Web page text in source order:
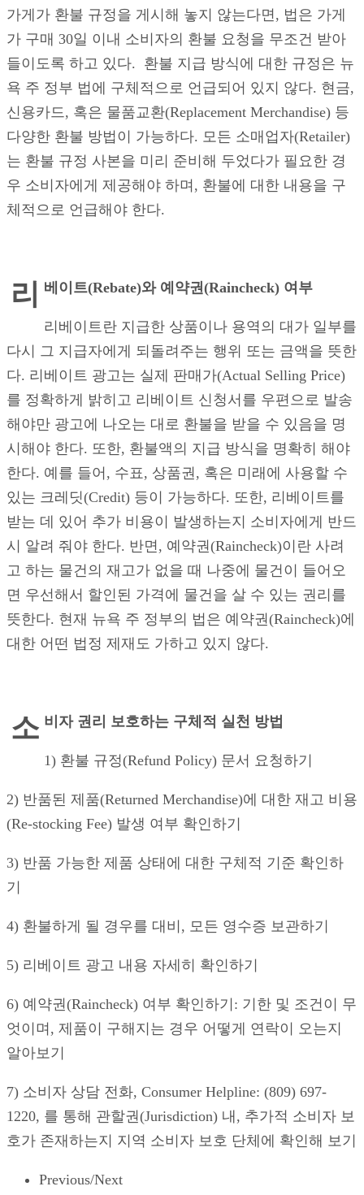
가게가 환불 규정을 게시해 놓지 않는다면, 법은 가게
가 구매 30일 이내 소비자의 환불 요청을 무조건 받아
들이도록 하고 있다. 환불 지급 방식에 대한 규정은 뉴
욕 주 정부 법에 구체적으로 언급되어 있지 않다. 현금,
신용카드, 혹은 물품교환(Replacement Merchandise) 등
다양한 환불 방법이 가능하다. 모든 소매업자(Retailer)
는 환불 규정 사본을 미리 준비해 두었다가 필요한 경
우 소비자에게 제공해야 하며, 환불에 대한 내용을 구
체적으로 언급해야 한다.
리 베이트(Rebate)와 예약권(Raincheck) 여부
리베이트란 지급한 상품이나 용역의 대가 일부를
다시 그 지급자에게 되돌려주는 행위 또는 금액을 뜻한
다. 리베이트 광고는 실제 판매가(Actual Selling Price)
를 정확하게 밝히고 리베이트 신청서를 우편으로 발송
해야만 광고에 나오는 대로 환불을 받을 수 있음을 명
시해야 한다. 또한, 환불액의 지급 방식을 명확히 해야
한다. 예를 들어, 수표, 상품권, 혹은 미래에 사용할 수
있는 크레딧(Credit) 등이 가능하다. 또한, 리베이트를
받는 데 있어 추가 비용이 발생하는지 소비자에게 반드
시 알려 줘야 한다. 반면, 예약권(Raincheck)이란 사려
고 하는 물건의 재고가 없을 때 나중에 물건이 들어오
면 우선해서 할인된 가격에 물건을 살 수 있는 권리를
뜻한다. 현재 뉴욕 주 정부의 법은 예약권(Raincheck)에
대한 어떤 법정 제재도 가하고 있지 않다.
소 비자 권리 보호하는 구체적 실천 방법
1) 환불 규정(Refund Policy) 문서 요청하기
2) 반품된 제품(Returned Merchandise)에 대한 재고 비용
(Re-stocking Fee) 발생 여부 확인하기
3) 반품 가능한 제품 상태에 대한 구체적 기준 확인하
기
4) 환불하게 될 경우를 대비, 모든 영수증 보관하기
5) 리베이트 광고 내용 자세히 확인하기
6) 예약권(Raincheck) 여부 확인하기: 기한 및 조건이 무
엇이며, 제품이 구해지는 경우 어떻게 연락이 오는지
알아보기
7) 소비자 상담 전화, Consumer Helpline: (809) 697-
1220, 를 통해 관할권(Jurisdiction) 내, 추가적 소비자 보
호가 존재하는지 지역 소비자 보호 단체에 확인해 보기
Previous/Next